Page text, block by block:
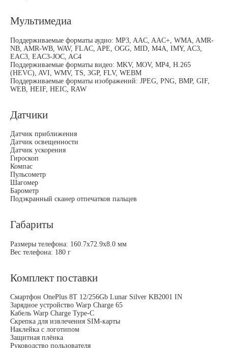
Мультимедиа
Поддерживаемые форматы аудио: MP3, AAC, AAC+, WMA, AMR-
NB, AMR-WB, WAV, FLAC, APE, OGG, MID, M4A, IMY, AC3,
EAC3, EAC3-JOC, AC4
Поддерживаемые форматы видео: MKV, MOV, MP4, H.265
(HEVC), AVI, WMV, TS, 3GP, FLV, WEBM
Поддерживаемые форматы изображений: JPEG, PNG, BMP, GIF,
WEB, HEIF, HEIC, RAW
Датчики
Датчик приближения
Датчик освещенности
Датчик ускорения
Гироскоп
Компас
Пульсометр
Шагомер
Барометр
Подэкранный сканер отпечатков пальцев
Габариты
Размеры телефона: 160.7х72.9х8.0 мм
Вес телефона: 180 г
Комплект поставки
Смартфон OnePlus 8T 12/256Gb Lunar Silver KB2001 IN
Зарядное устройство Warp Charge 65
Кабель Warp Charge Type-C
Скрепка для извлечения SIM-карты
Наклейка с логотипом
Защитная плёнка
Руководство пользователя